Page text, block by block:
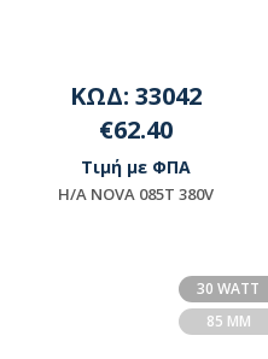
ΚΩΔ: 33042
€62.40
Τιμή με ΦΠΑ
H/A NOVA 085T 380V
30 WATT
85 MM